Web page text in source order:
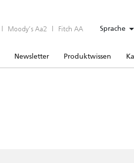
| Moody’s Aa2 | Fitch AA Sprache
Newsletter Produktwissen